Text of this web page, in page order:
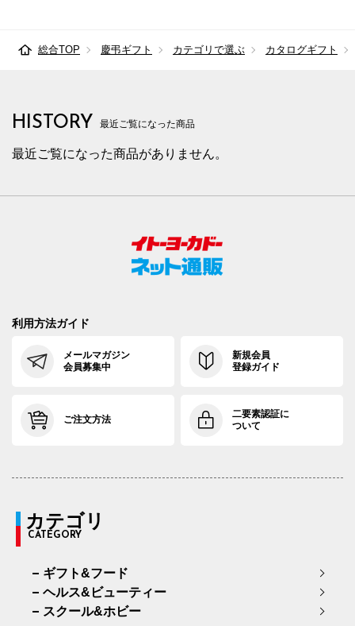
総合TOP 慶弔ギフト カテゴリで選ぶ カタログギフト
HISTORY 最近ご覧になった商品
最近ご覧になった商品がありません。
利用方法ガイド
メールマガジン
会員募集中
新規会員
登録ガイド
ご注文方法
二要素認証に
ついて
カテゴリ
CATEGORY
ギフト&フード
ヘルス&ビューティー
スクール&ホビー